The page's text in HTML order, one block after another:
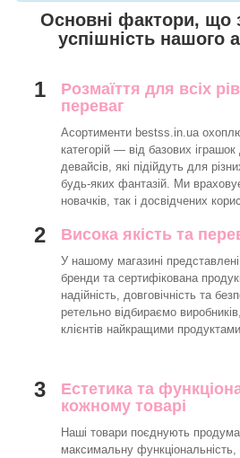
Основні фактори, що
успішність нашого
1
Розмаїття для всіх
переваг
Асортименти bestss.in.ua
категорій — від базових
девайсів, які підійдуть для
будь-яких фантазій. Ми
новачків, так і досвідчених
2 Висока якість та
У нашому магазині
бренди та сертифікована
надійність, довговічність та
ретельно відбираємо
клієнтів найкращими
3
Естетика та
кожному товарі
Наші товари поєднують
максимальну